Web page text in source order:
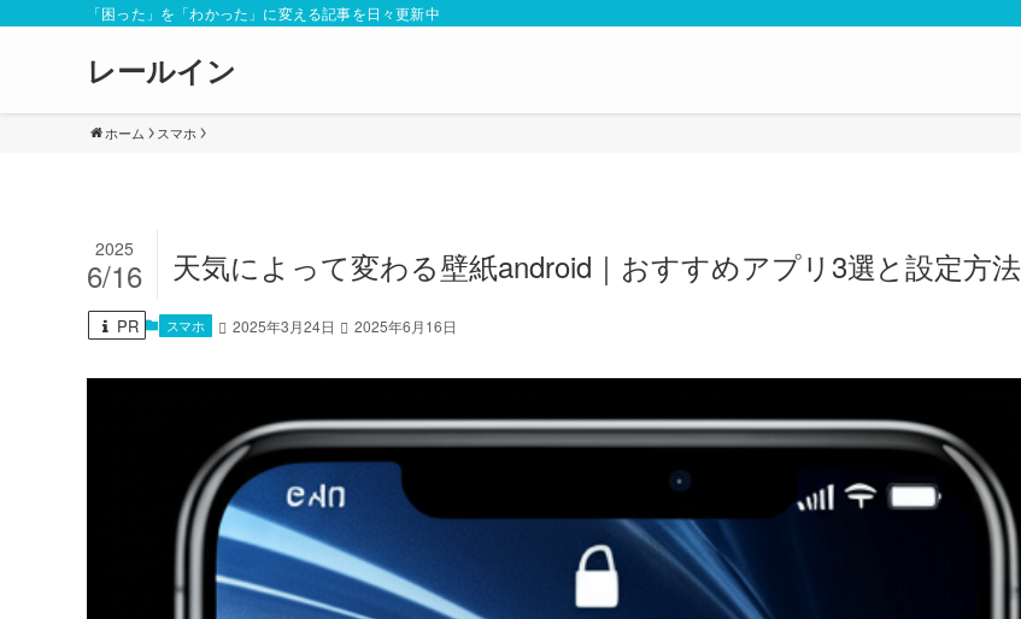
「困った」を「わかった」に変える記事を日々更新中
レールイン
ホーム スマホ
天気によって変わる壁紙android｜おすすめアプリ3選と設定方法
2025
6/16
PR スマホ 2025年3月24日 2025年6月16日